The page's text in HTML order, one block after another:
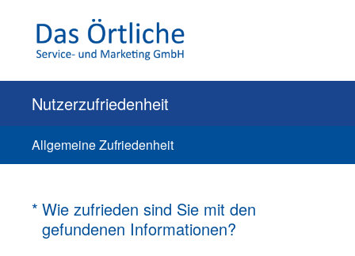
Nutzerzufriedenheit
Allgemeine Zufriedenheit
* Wie zufrieden sind Sie mit den
gefundenen Informationen?
(Erforderlich.)